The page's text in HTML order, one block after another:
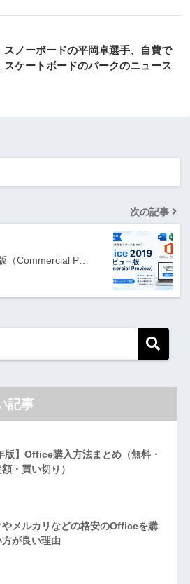
スノーボードの平岡卓選手、自費で
スケートボードのパークのニュース
次の記事
（Commercial P…
記事
版】Office購入方法まとめ（無料・
・買い切り）
やメルカリなどの格安のOfficeを購
が良い理由